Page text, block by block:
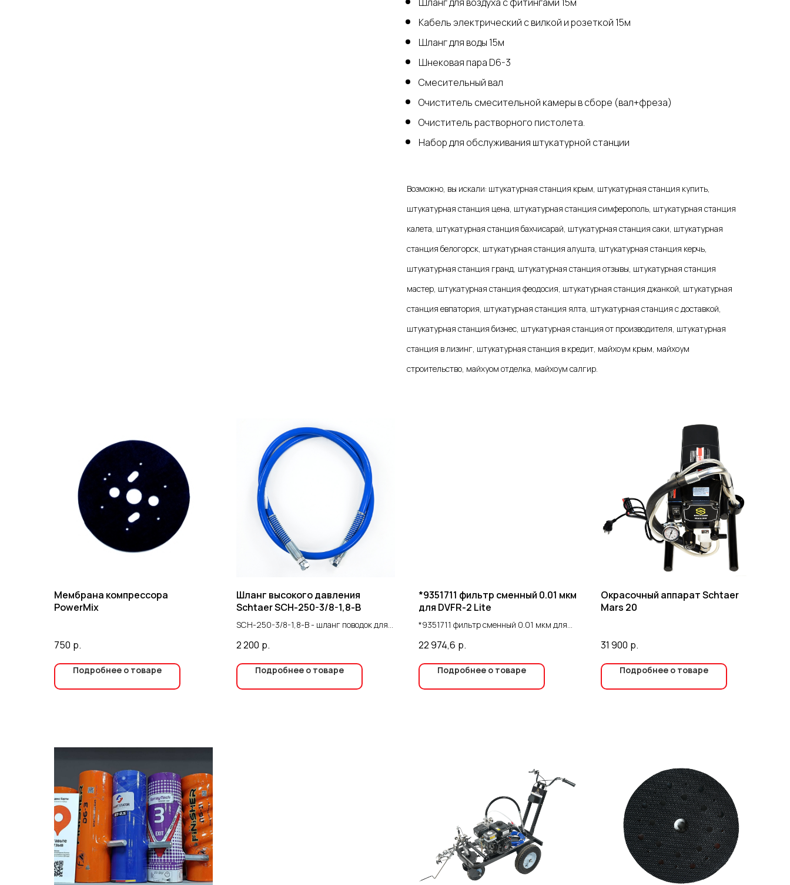
Кабель электрический с вилкой и розеткой 15м
Шланг для воды 15м
Шнековая пара D6-3
Смесительный вал
Очиститель смесительной камеры в сборе (вал+фреза)
Очиститель растворного пистолета.
Набор для обслуживания штукатурной станции
Возможно, вы искали: штукатурная станция крым, штукатурная станция купить,
штукатурная станция цена, штукатурная станция симферополь, штукатурная станция
калета, штукатурная станция бахчисарай, штукатурная станция саки, штукатурная
станция белогорск, штукатурная станция алушта, штукатурная станция керчь,
штукатурная станция гранд, штукатурная станция отзывы, штукатурная станция
мастер, штукатурная станция феодосия, штукатурная станция джанкой, штукатурная
станция евпатория, штукатурная станция ялта, штукатурная станция с доставкой,
штукатурная станция бизнес, штукатурная станция от производителя, штукатурная
станция в лизинг, штукатурная станция в кредит, майхоум крым, майхоум
строительство, майхуом отделка, майхоум салгир.
Мембрана компрессора
PowerMix
750 р.
Подробнее о товаре
Шланг высокого давления
Schtaer SCH-250-3/8-1,8-B
SCH-250-3/8-1,8-B - шланг поводок для
распыления. Ставится между толстым
шлангом для вязких красок и
краскопультом, предназначен для
удобства вращения краскопульта при
2 200 р.
Подробнее о товаре
*9351711 фильтр сменный 0.01 мкм
для DVFR-2 Lite
*9351711 фильтр сменный 0.01 мкм для
22 974,6 р.
Подробнее о товаре
Окрасочный аппарат Schtaer
Mars 20
31 900 р.
Подробнее о товаре